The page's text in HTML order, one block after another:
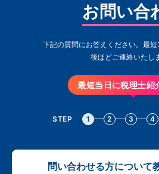
お問い合
下記の質問にお答えください。最短
後ほどご連絡いたし
最短当日に税理士紹
STEP 1 2 3 4
問い合わせる方について